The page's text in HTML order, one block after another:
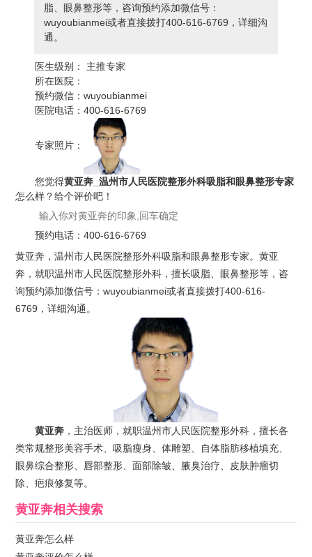
脂、眼鼻整形等，咨询预约添加微信号：
wuyoubianmei或者直接拨打400-616-6769，详细沟
通。
医生级别：
主推专家
所在医院：
预约微信：wuyoubianmei
医院电话：400-616-6769
专家照片：
您觉得黄亚奔_温州市人民医院整形外科吸脂和眼鼻整形专家
怎么样？给个评价吧！
预约电话：400-616-6769
黄亚奔，温州市人民医院整形外科吸脂和眼鼻整形专家。黄亚
奔，就职温州市人民医院整形外科，擅长吸脂、眼鼻整形等，咨
询预约添加微信号：wuyoubianmei或者直接拨打400-616-
6769，详细沟通。
黄亚奔 ，主治医师，就职温州市人民医院整形外科，擅长各
类常规整形美容手术、吸脂瘦身、体雕塑、自体脂肪移植填充、
眼鼻综合整形、唇部整形、面部除皱、腋臭治疗、皮肤肿瘤切
除、疤痕修复等。
黄亚奔相关搜索
黄亚奔怎么样